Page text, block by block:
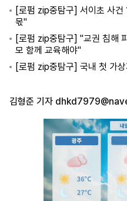
[로펌 zip중탐구] 서이초 사
몫"
[로펌 zip중탐구] "교권 침해
모 함께 교육해야"
[로펌 zip중탐구] 국내 첫 가
김형준 기자